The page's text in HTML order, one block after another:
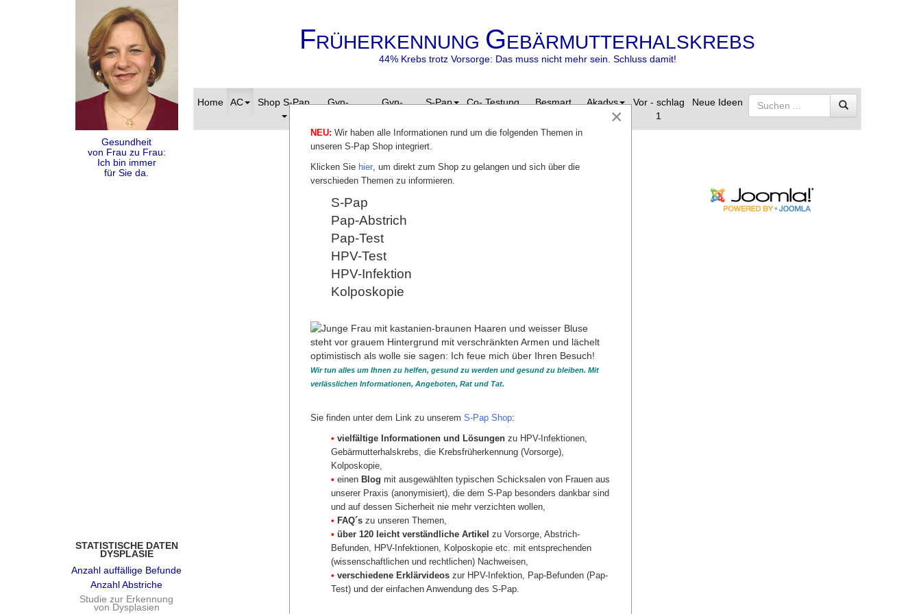
FRÜHERKENNUNG GEBÄRMUTTERHALSKREBS
44% Krebs trotz Vorsorge: Das muss nicht mehr sein. Schluss damit!
Home AC Shop S-Pap
Gyn-
Gyn-
S-Pap Co- Testung
Besmart
Akadys
Vor - schlag
1
Neue Ideen
Gesundheit
von Frau zu Frau:
Ich bin immer
für Sie da.
Überschrift
STATISTISCHE DATEN
DYSPLASIE
Anzahl auffällige Befunde
Anzahl Abstriche
Studie zur Erkennung
von Dysplasien
×
NEU: Wir haben alle Informationen rund um die folgenden Themen in
unseren S-Pap Shop integriert.
Klicken Sie hier , um direkt zum Shop zu gelangen und sich über die
verschieden Themen zu informieren.
S-Pap
Pap-Abstrich
Pap-Test
HPV-Test
HPV-Infektion
Kolposkopie
Wir tun alles um Ihnen zu helfen, gesund zu werden und gesund zu bleiben. Mit
verlässlichen Informationen, Angeboten, Rat und Tat.
Sie finden unter dem Link zu unserem S-Pap Shop:
• vielfältige Informationen und Lösungen zu HPV-Infektionen,
Gebärmutterhalskrebs, die Krebsfrüherkennung (Vorsorge),
Kolposkopie,
• einen Blog mit ausgewählten typischen Schicksalen von Frauen aus
unserer Praxis (anonymisiert), die dem S-Pap besonders dankbar sind
und auf dessen Sicherheit nie mehr verzichten wollen,
• FAQ´s zu unseren Themen,
• über 120 leicht verständliche Artikel zu Vorsorge, Abstrich-
Befunden, HPV-Infektionen, Kolposkopie etc. mit entsprechenden
(wissenschaftlichen und rechtlichen) Nachweisen,
• verschiedene Erklärvideos zur HPV-Infektion, Pap-Befunden (Pap-
Test) und der einfachen Anwendung des S-Pap.